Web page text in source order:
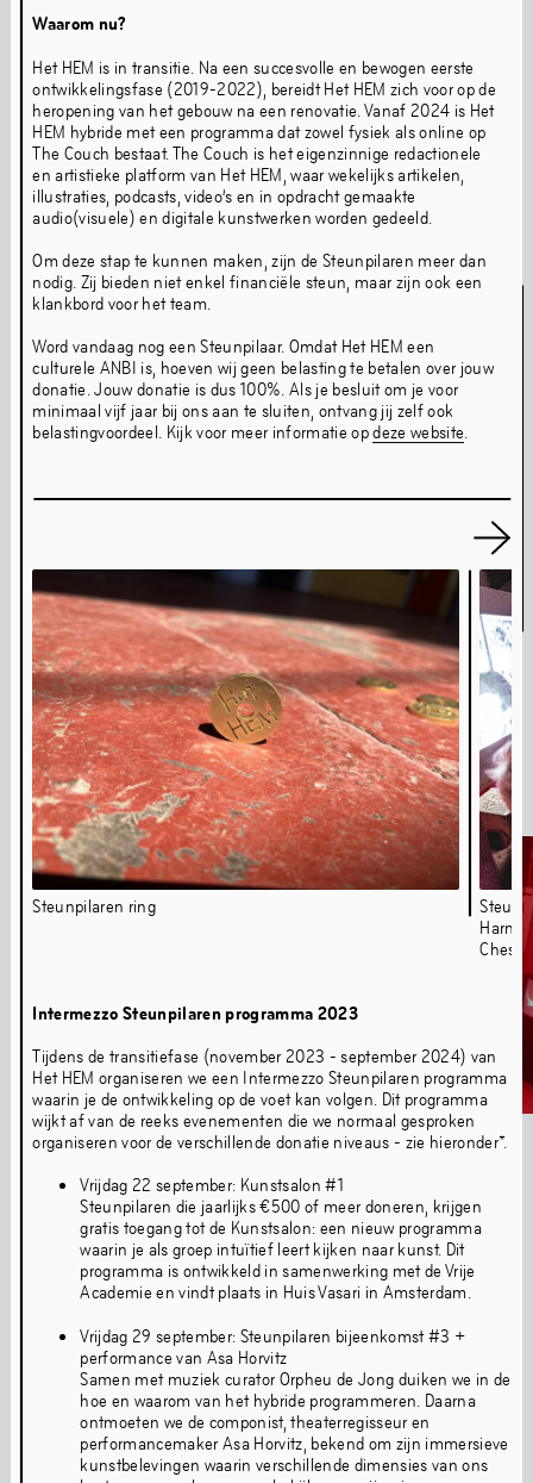
Archief Chapters Archief lange tentoonstellingen
Optredens &
Evenementen
Amulet & Photon – Film Screening and Performance
6 jul,2024
Media
Interview: Re.Sounding – Pamela Jordan & Sergio González Cuervo
Parrish Smith 'Never Break Faith'
ADE Panel Talk
Media Archief
Muziek
Ons muziekprogramma richt zich op experimentele
Waarom nu?
Het HEM is in transitie. Na een succesvolle en bewogen eerste
ontwikkelingsfase (2019-2022), bereidt Het HEM zich voor op de
heropening van het gebouw na een renovatie. Vanaf 2024 is Het
HEM hybride met een programma dat zowel fysiek als online op
The Couch bestaat. The Couch is het eigenzinnige redactionele
en artistieke platform van Het HEM, waar wekelijks artikelen,
illustraties, podcasts, video’s en in opdracht gemaakte
audio(visuele) en digitale kunstwerken worden gedeeld.
Om deze stap te kunnen maken, zijn de Steunpilaren meer dan
nodig. Zij bieden niet enkel financiële steun, maar zijn ook een
klankbord voor het team.
Word vandaag nog een Steunpilaar. Omdat Het HEM een
culturele ANBI is, hoeven wij geen belasting te betalen over jouw
donatie. Jouw donatie is dus 100%. Als je besluit om je voor
minimaal vijf jaar bij ons aan te sluiten, ontvang jij zelf ook
belastingvoordeel. Kijk voor meer informatie opdeze website.
Steunpilaren ring
Intermezzo Steunpilaren programma 2023
Tijdens de transitiefase (november 2023 - september 2024) van
Het HEM organiseren we een Intermezzo Steunpilaren programma
waarin je de ontwikkeling op de voet kan volgen. Dit programma
wijkt af van de reeks evenementen die we normaal gesproken
organiseren voor de verschillende donatie niveaus - zie hieronder*.
Vrijdag 22 september: Kunstsalon #1
Steunpilaren die jaarlijks €500 of meer doneren, krijgen
gratis toegang tot de Kunstsalon: een nieuw programma
waarin je als groep intuïtief leert kijken naar kunst. Dit
programma is ontwikkeld in samenwerking met de Vrije
Academie en vindt plaats in Huis Vasari in Amsterdam.
Vrijdag 29 september: Steunpilaren bijeenkomst #3 +
performance van Asa Horvitz
Samen met muziek curator Orpheu de Jong duiken we in de
hoe en waarom van het hybride programmeren. Daarna
ontmoeten we de componist, theaterregisseur en
performancemaker Asa Horvitz, bekend om zijn immersieve
kunstbelevingen waarin verschillende dimensies van ons